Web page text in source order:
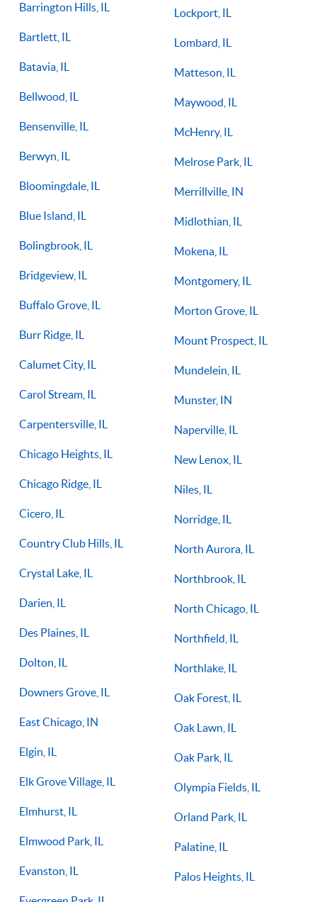
Barrington Hills, IL
Bartlett, IL
Batavia, IL
Bellwood, IL
Bensenville, IL
Berwyn, IL
Bloomingdale, IL
Blue Island, IL
Bolingbrook, IL
Bridgeview, IL
Buffalo Grove, IL
Burr Ridge, IL
Calumet City, IL
Carol Stream, IL
Carpentersville, IL
Chicago Heights, IL
Chicago Ridge, IL
Cicero, IL
Country Club Hills, IL
Crystal Lake, IL
Darien, IL
Des Plaines, IL
Dolton, IL
Downers Grove, IL
East Chicago, IN
Elgin, IL
Elk Grove Village, IL
Elmhurst, IL
Elmwood Park, IL
Evanston, IL
Lockport, IL
Lombard, IL
Matteson, IL
Maywood, IL
McHenry, IL
Melrose Park, IL
Merrillville, IN
Midlothian, IL
Mokena, IL
Montgomery, IL
Morton Grove, IL
Mount Prospect, IL
Mundelein, IL
Munster, IN
Naperville, IL
New Lenox, IL
Niles, IL
Norridge, IL
North Aurora, IL
Northbrook, IL
North Chicago, IL
Northfield, IL
Northlake, IL
Oak Forest, IL
Oak Lawn, IL
Oak Park, IL
Olympia Fields, IL
Orland Park, IL
Palatine, IL
Palos Heights, IL